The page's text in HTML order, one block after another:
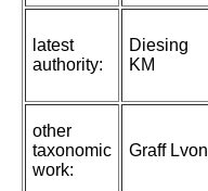
latest
authority:
Diesing
KM
other
taxonomic
work:
Graff Lvon